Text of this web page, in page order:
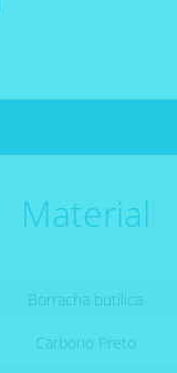
Material
Borracha butílica
Carbono Preto